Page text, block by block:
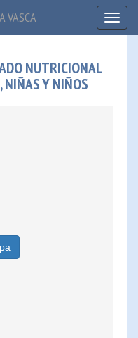
VASCA
NUTRICIONAL
NIÑAS Y NIÑOS